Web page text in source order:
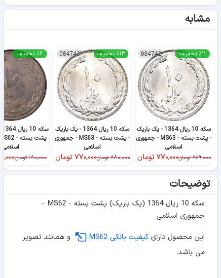
مشابه
084742
سکه 10 ریال 1364 - یک باریک
- پشت بسته - MS63 - جمهوری
اسلامی
٪۱۱ تخفیف
۸۶۹,۰۰۰ تومان۷۷۰,۰۰۰ تومان
084743
سکه 10 ریال 1364 - یک باریک
- پشت بسته - MS63 - جمهوری
اسلامی
٪۱۳ تخفیف
۸۸۰,۰۰۰ تومان۷۷۰,۰۰۰ تومان
اسلامی
٪۶ تخفیف
۱۸۰,۰۰۰ تومان
توضیحات
سکه 10 ریال 1364 (یک باریک) پشت بسته - MS62 -
جمهوری اسلامی
این محصول دارای کیفیت بانکی MS62
و همانند تصویر
می باشد.